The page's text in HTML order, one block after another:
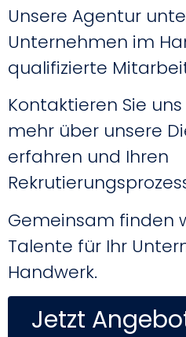
Unsere Agentur
Unternehmen im
qualifizierte
Kontaktieren Sie
mehr über unsere
erfahren und Ihren
Gemeinsam finden
Talente für Ihr
Handwerk.
Jetzt